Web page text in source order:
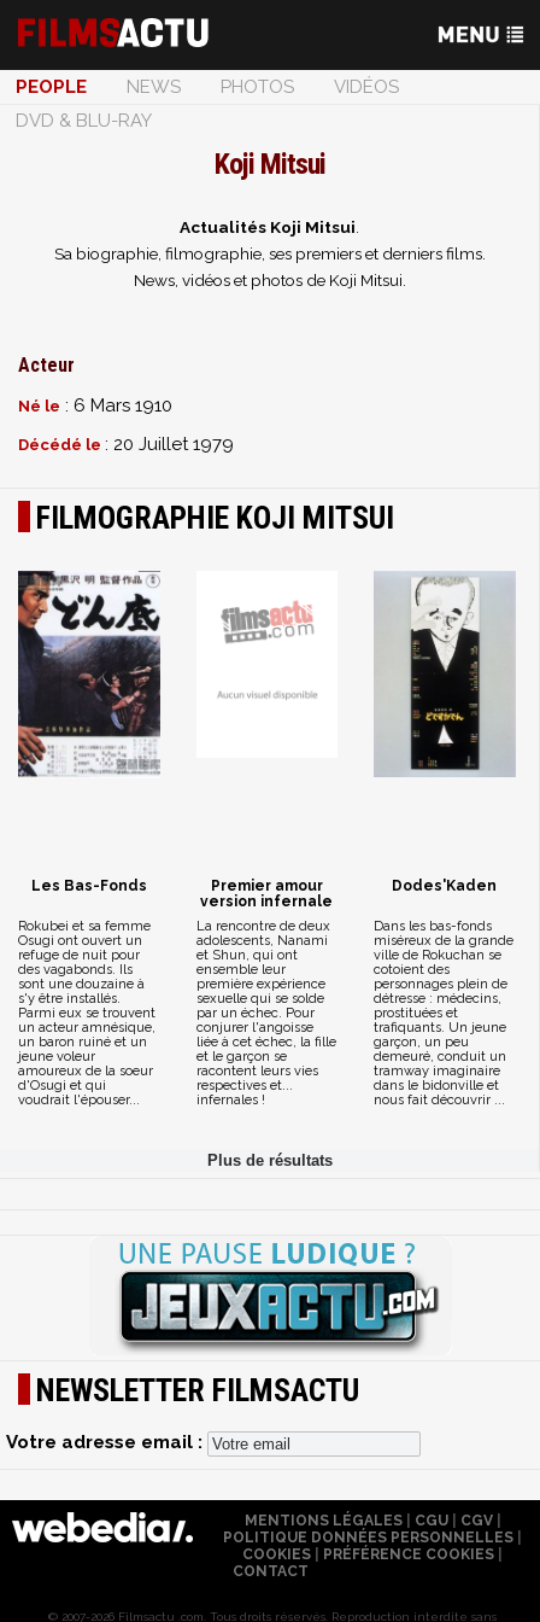
PEOPLE NEWS PHOTOS
VIDÉOS
DVD & BLU-RAY
Koji Mitsui
Actualités Koji Mitsui
Sa biographie, filmographie, ses premiers et derniers films.
News, vidéos et photos de Koji Mitsui.
Acteur
Né le : 6 Mars 1910
Décédé le : 20 Juillet 1979
FILMOGRAPHIE KOJI MITSUI
Les Bas-Fonds
Rokubei et sa femme
Osugi ont ouvert un
refuge de nuit pour
des vagabonds. Ils
sont une douzaine à
s'y être installés.
Parmi eux se trouvent
un acteur amnésique,
un baron ruiné et un
jeune voleur
amoureux de la soeur
d'Osugi et qui
voudrait l'épouser...
Premier amour
version infernale
La rencontre de deux
adolescents, Nanami
et Shun, qui ont
ensemble leur
première expérience
sexuelle qui se solde
par un échec. Pour
conjurer l'angoisse
liée à cet échec, la fille
et le garçon se
racontent leurs vies
respectives et...
infernales !
Dodes'Kaden
Dans les bas-fonds
miséreux de la grande
ville de Rokuchan se
cotoient des
personnages plein de
détresse : médecins,
prostituées et
trafiquants. Un jeune
garçon, un peu
demeuré, conduit un
tramway imaginaire
dans le bidonville et
nous fait découvrir ...
NEWSLETTER FILMSACTU
Votre adresse email :
MENTIONS LÉGALES| CGU| CGV|
POLITIQUE DONNÉES PERSONNELLES
COOKIES
PRÉFÉRENCE COOKIES
CONTACT
© 2007-2026 Filmsactu .com. Tous droits réservés. Reproduction interdite sans